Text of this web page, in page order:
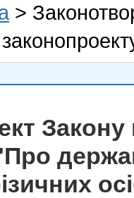
>
Закону